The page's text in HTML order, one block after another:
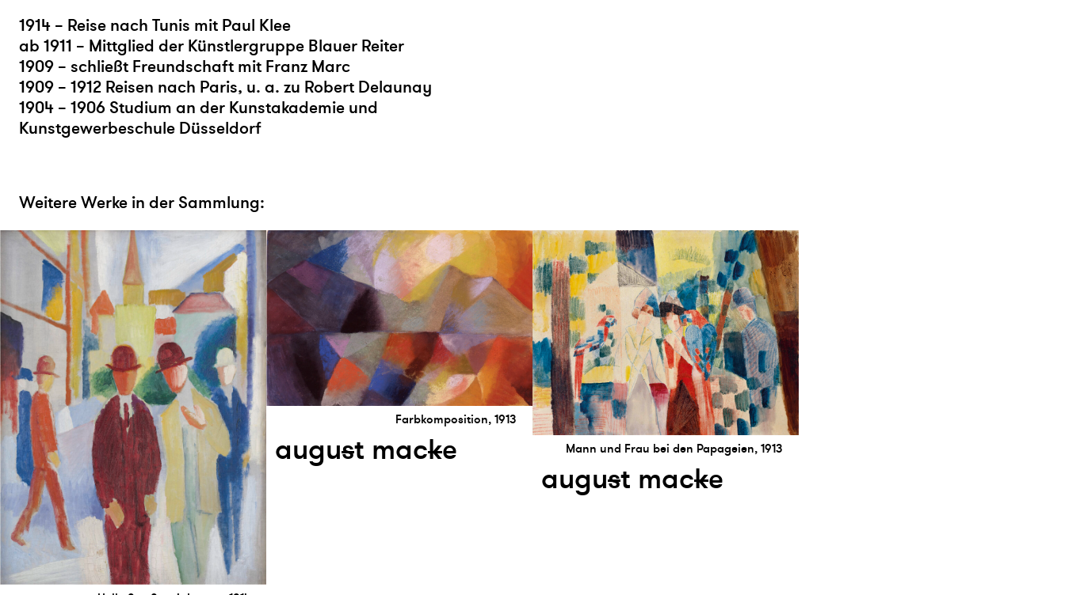
1914 – Reise nach Tunis mit Paul Klee
ab 1911 – Mittglied der Künstlergruppe Blauer Reiter
1909 – schließt Freundschaft mit Franz Marc
1909 – 1912 Reisen nach Paris, u. a. zu Robert Delaunay
1904 – 1906 Studium an der Kunstakademie und
Kunstgewerbeschule Düsseldorf
Weitere Werke in der Sammlung:
Farbkomposition, 1913
august macke Mann und Frau bei den Papageien, 1913
august macke